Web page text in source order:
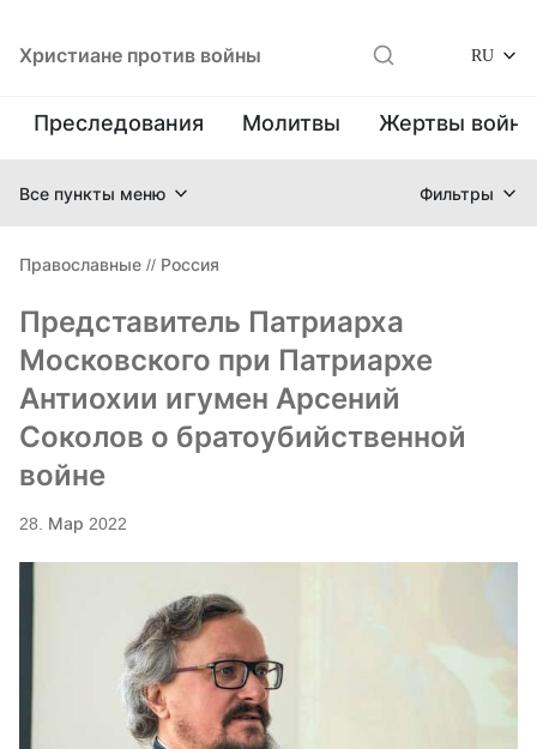
Христиане против войны RU
Преследования Молитвы Жертвы
Все пункты меню Фильтры
Православные // Россия
Представитель Патриарха
Московского при Патриархе
Антиохии игумен Арсений
Соколов о братоубийственной
войне
28. Мар 2022